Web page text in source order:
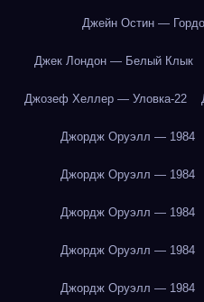
Джейн Остин —
Джек Лондон — Белый Клык
Джозеф Хеллер — Уловка-22
Джордж Оруэлл — 1984
Джордж Оруэлл — 1984
Джордж Оруэлл — 1984
Джордж Оруэлл — 1984
Джордж Оруэлл — 1984